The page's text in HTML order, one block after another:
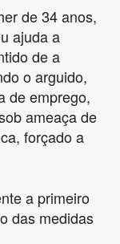
de 34 anos,
ajuda a
de a
o arguido,
de emprego,
ameaça de
forçado a
a primeiro
das medidas